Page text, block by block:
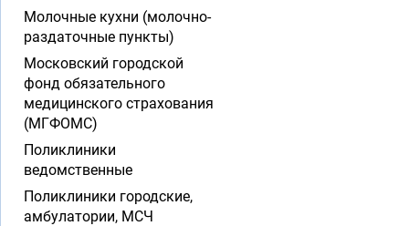
Молочные кухни (молочно-
раздаточные пункты)
Московский городской
фонд обязательного
медицинского страхования
(МГФОМС)
Поликлиники
ведомственные
Поликлиники городские,
амбулатории, МСЧ